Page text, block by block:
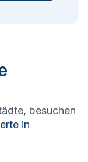
besuchen
in